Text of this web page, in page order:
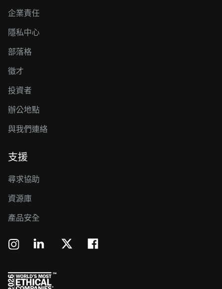
企業責任
隱私中心
部落格
徵才
投資者
辦公地點
與我們連絡
支援
尋求協助
資源庫
產品安全